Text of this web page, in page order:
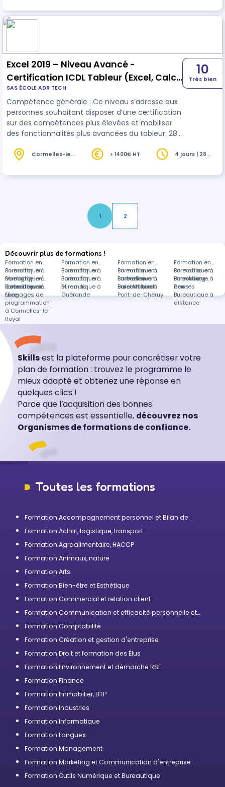
initial.
Excel 2019 – Niveau Avancé -
Certification ICDL Tableur (Excel, Calc,
Google Sheets) - RS6563 -
SAS ÉCOLE ADR TECH
Compétence générale : Ce niveau s’adresse aux
personnes souhaitant disposer d’une certification
sur des compétences plus élevées et mobiliser
des fonctionnalités plus avancées du tableur. 28
10
Très bien
Cormelles-le-
> 1400€ HT
4 jours | 28
1 2
Découvrir plus de formations !
Formation en
Bureautique à
Montigny-le-
Bretonneux
Formation en
Bureautique à
Paris
Formation en
Bureautique à
Barbezieux-
Saint-Hilaire
Formation en
Bureautique à
Strasbourg
Formation en
Bureautique à
Courville-sur-
Eure
Formation en
Bureautique à
Miramas
Formation en
Bureautique à
Baie-Mahault
Formation en
Bureautique à
Rennes
Formation en
Bureautique à
Nice
Formation en
Bureautique à
Guérande
Formation en
Bureautique à
Pont-de-Chéruy
Formations
dans
Bureautique à
distance
Formation en
Langages de
programmation
à Cormelles-le-
Royal
Skillsest la plateforme pour concrétiser votre
plan de formation : trouvez le programme le
mieux adapté et obtenez une réponse en
quelques clics !
Parce que l’acquisition des bonnes
compétences est essentielle, découvrez nos
Organismes de formations de confiance.
Toutes les formations
Formation Accompagnement personnel et Bilan de
Formation Achat, logistique, transport
Formation Agroalimentaire, HACCP
Formation Animaux, nature
Formation Arts
Formation Bien-être et Esthétique
Formation Commercial et relation client
Formation Communication et efficacité personnelle et
Formation Comptabilité
Formation Création et gestion d'entreprise
Formation Droit et formation des Élus
Formation Environnement et démarche RSE
Formation Finance
Formation Immobilier, BTP
Formation Industries
Formation Informatique
Formation Langues
Formation Management
Formation Marketing et Communication d'entreprise
Formation Outils Numérique et Bureautique